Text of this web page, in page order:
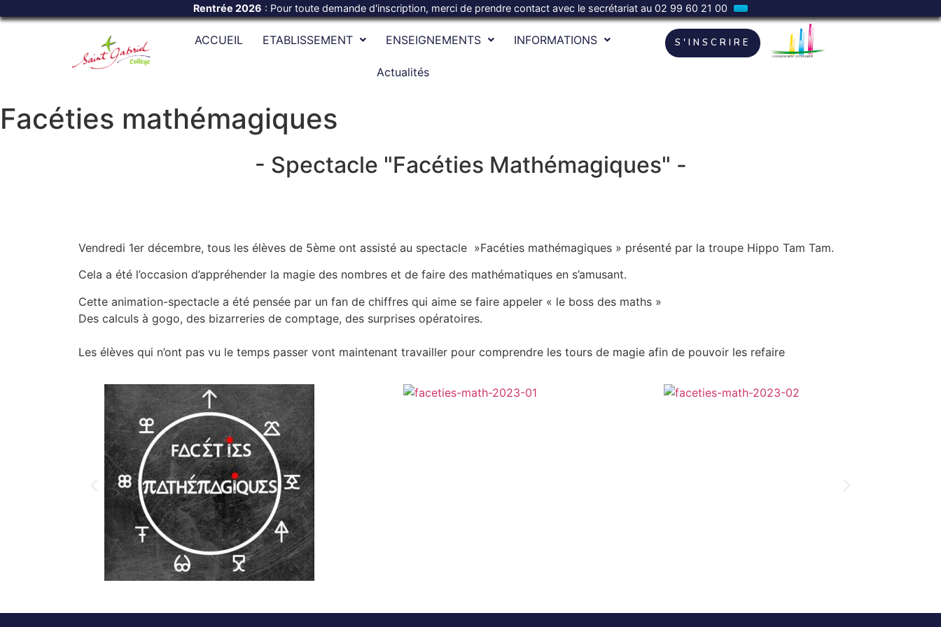
Rentrée 2026 : Pour toute demande d'inscription, merci de prendre contact avec le secrétariat au 02 99 60 21 00
ACCUEIL ETABLISSEMENT ENSEIGNEMENTS INFORMATIONS
Actualités
S'INSCRIRE
Facéties mathémagiques
- Spectacle "Facéties Mathémagiques" -
Vendredi 1er décembre, tous les élèves de 5ème ont assisté au spectacle »Facéties mathémagiques » présenté par la troupe Hippo Tam Tam.
Cela a été l’occasion d’appréhender la magie des nombres et de faire des mathématiques en s’amusant.
Cette animation-spectacle a été pensée par un fan de chiffres qui aime se faire appeler « le boss des maths »
Des calculs à gogo, des bizarreries de comptage, des surprises opératoires.
Les élèves qui n’ont pas vu le temps passer vont maintenant travailler pour comprendre les tours de magie afin de pouvoir les refaire